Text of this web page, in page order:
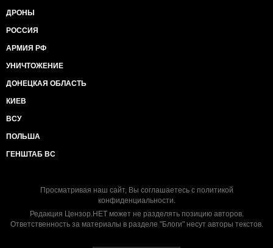
ДРОНЫ
РОССИЯ
АРМИЯ РФ
УНИЧТОЖЕНИЕ
ДОНЕЦКАЯ ОБЛАСТЬ
КИЕВ
ВСУ
ПОЛЬША
ГЕНШТАБ ВС
Просматривая наш сайт, Вы соглашаетесь с политикой
конфиденциальности.
Редакция Цензор.НЕТ может не разделять позицию авторов.
Ответственность за материалы в разделе "Блоги" несут авторы текстов.